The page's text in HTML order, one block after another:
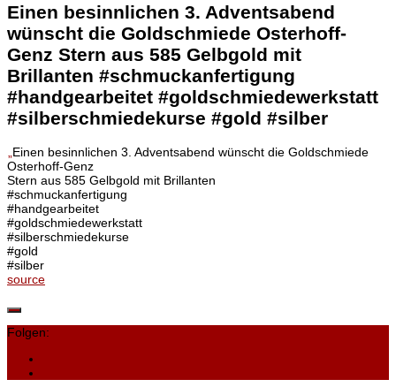
Einen besinnlichen 3. Adventsabend
wünscht die Goldschmiede Osterhoff-
Genz Stern aus 585 Gelbgold mit
Brillanten #schmuckanfertigung
#handgearbeitet #goldschmiedewerkstatt
#silberschmiedekurse #gold #silber
Einen besinnlichen 3. Adventsabend wünscht die Goldschmiede
Osterhoff-Genz
Stern aus 585 Gelbgold mit Brillanten
#schmuckanfertigung
#handgearbeitet
#goldschmiedewerkstatt
#silberschmiedekurse
#gold
#silber
source
Folgen: